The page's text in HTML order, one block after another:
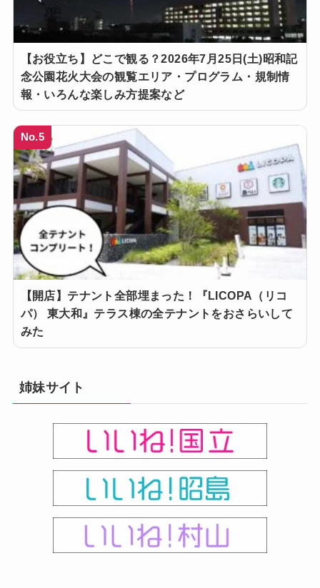
【お役立ち】どこで観る？2026年7月25日(土)昭和記
念公園花火大会の観覧エリア・プログラム・規制情
報・いろんな楽しみ方提案など
No.5
【開店】テナント全部埋まった！『LICOPA（リコ
パ） 東大和』テラス棟の全テナントをおさらいして
みた
姉妹サイト